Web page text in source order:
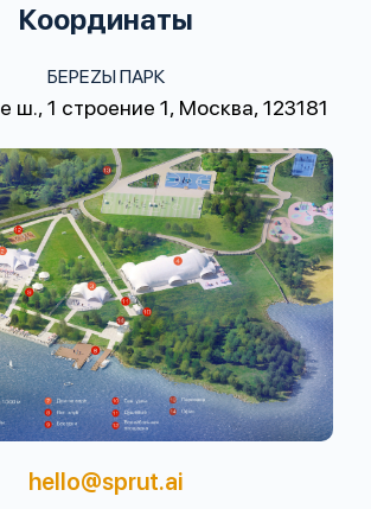
Координаты
БЕРЕZЫ ПАРК
ш., 1 строение 1, Москва, 123181
hello@sprut.ai